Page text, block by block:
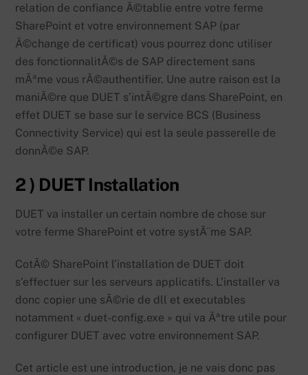
relation de confiance Ã©tablie entre votre ferme
SharePoint et votre environnement SAP (par
Ã©change de certificat) vous pourrez donc utiliser
des fonctionnalitÃ©s de SAP directement sans
mÃªme vous rÃ©authentifier. Une autre raison est la
maniÃ©re que DUET s’intÃ©gre dans SharePoint, en
effet DUET se base sur le service BCS (Business
Connectivity Service) qui est la seule passerelle de
donnÃ©e SAP.
2 ) DUET Installation
DUET va installer un certain nombre de chose sur
votre ferme SharePoint et votre systÃ¨me SAP.
CotÃ© SharePoint l’installation de DUET doit
s’effectuer sur les serveurs applicatifs. L’installer va
donc copier une sÃ©rie de dll et executables
notamment « duet-config.exe » qui va Ãªtre utile pour
configurer DUET avec votre environnement SAP.
Cet article est une introduction, je ne vais donc pas